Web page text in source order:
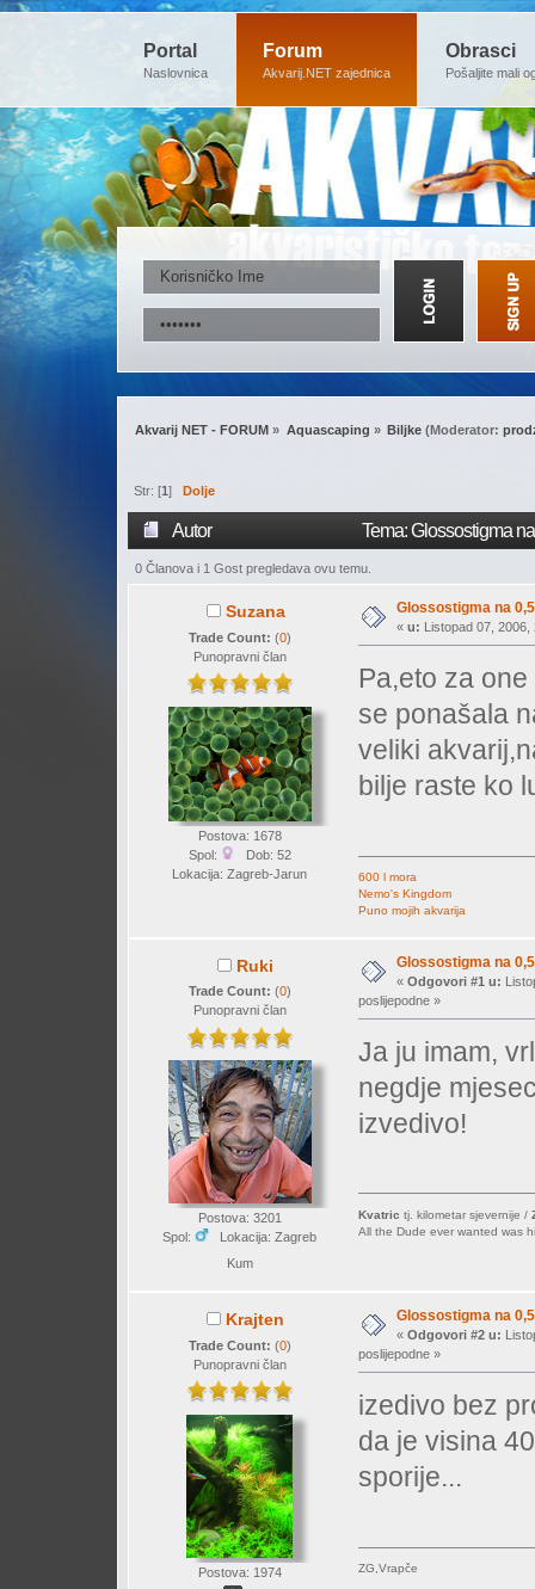
Portal
Naslovnica
Forum
Akvarij.NET zajednica
Obrasci
Pošaljite mali
Akvarij NET - FORUM » Aquascaping » Biljke (Moderator:
Str: [1] Dolje
Autor Tema: Glossostigma
0 Članova i 1 Gost pregledava ovu temu.
Suzana
Trade Count: (0)
Punopravni član
Postova: 1678
Spol:
Dob: 52
Lokacija: Zagreb-Jarun
Glossostigma na
« u: Listopad 07, 2006,
Pa,eto za
se ponašala
veliki
bilje raste ko
600 l mora
Nemo's Kingdom
Puno mojih akvarija
Ruki
Trade Count: (0)
Punopravni član
Postova: 3201
Spol:
Lokacija: Zagreb
Kum
Glossostigma na
« Odgovori #1 u:
poslijepodne »
Ja ju imam,
negdje
izvedivo!
Kvatric tj. kilometar sjevernije /
All the Dude ever wanted was
Krajten
Trade Count: (0)
Punopravni član
Postova: 1974
Glossostigma na
« Odgovori #2 u:
poslijepodne »
izedivo bez
da je visina
sporije...
ZG,Vrapče